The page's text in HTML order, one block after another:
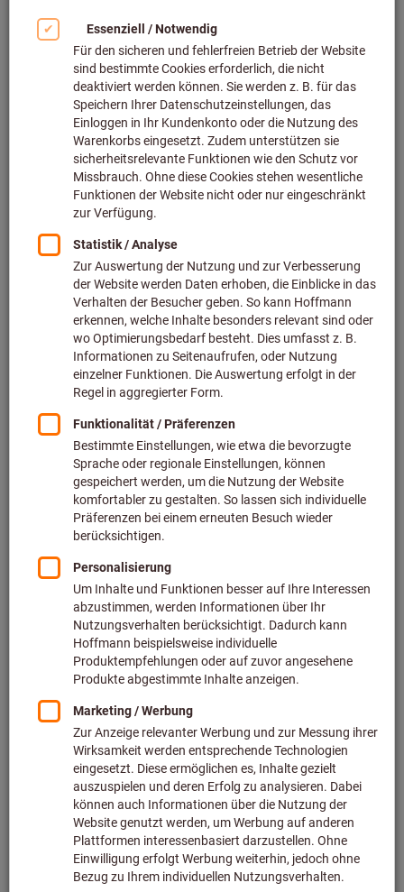
Bild zum Vergrößern anklicken
Preis pro 1 Stück
zzgl. Versandkosten
Individuelle Preisanzeige für Geschäftskunden nach
In den Warenkorb
Voraussichtliche Lieferzeit: 2-3 Wochen
Bitte beachten Sie die Lieferzeit und eingeschränkte
Beratung:
Diesen Artikel bestellen wir für Sie direkt beim Hersteller,
da er nicht Bestandteil unseres Hauptsortiments ist und
somit nicht bei uns auf Lager liegt.Infos